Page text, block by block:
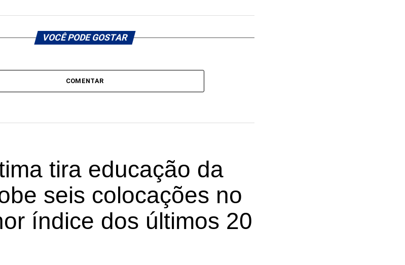
VOCÊ PODE GOSTAR
COMENTAR
tira educação da
seis colocações no
índice dos últimos 20